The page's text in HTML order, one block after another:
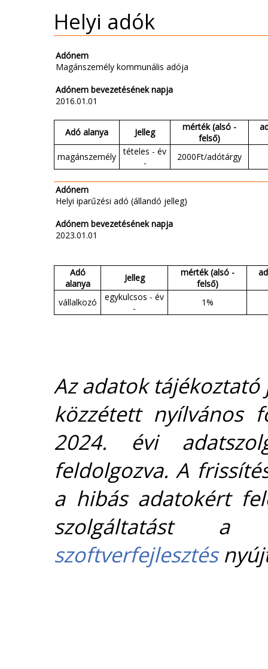
Helyi adók
Adónem
Magánszemély kommunális adója
Adónem bevezetésének napja
2016.01.01
Adó alanya Jelleg
mérték (alsó -
felső)
magánszemély
tételes - év
-
2000Ft/adótárgy
Adónem
Helyi iparűzési adó (állandó jelleg)
Adónem bevezetésének napja
2023.01.01
Adó
alanya
Jelleg
mérték (alsó -
felső)
vállalkozó
egykulcsos - év
-
1%
Az adatok
közzétett nyílvános
2024. évi
feldolgozva. A
a hibás adatokért
szolgáltatást
szoftverfejlesztés